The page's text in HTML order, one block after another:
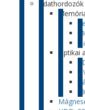
Adathordozók